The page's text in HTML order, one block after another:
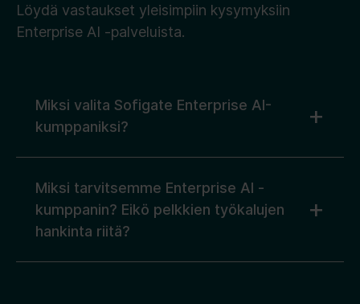
Löydä vastaukset yleisimpiin kysymyksiin
Enterprise AI -palveluista.
Miksi valita Sofigate Enterprise AI-
kumppaniksi?
Miksi tarvitsemme Enterprise AI -
kumppanin? Eikö pelkkien työkalujen
hankinta riitä?